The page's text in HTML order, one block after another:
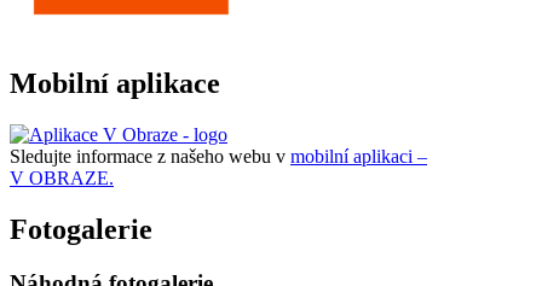
Mobilní aplikace
Sledujte informace z našeho webu v mobilní aplikaci –
V OBRAZE.
Fotogalerie